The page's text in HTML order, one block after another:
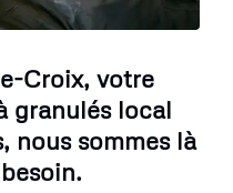
Croix, votre
granulés local
nous sommes là